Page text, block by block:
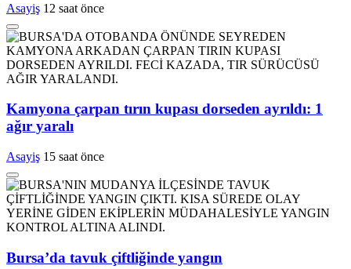
Asayiş 12 saat önce
Kamyona çarpan tırın kupası dorseden ayrıldı: 1
ağır yaralı
Asayiş 15 saat önce
Bursa’da tavuk çiftliğinde yangın